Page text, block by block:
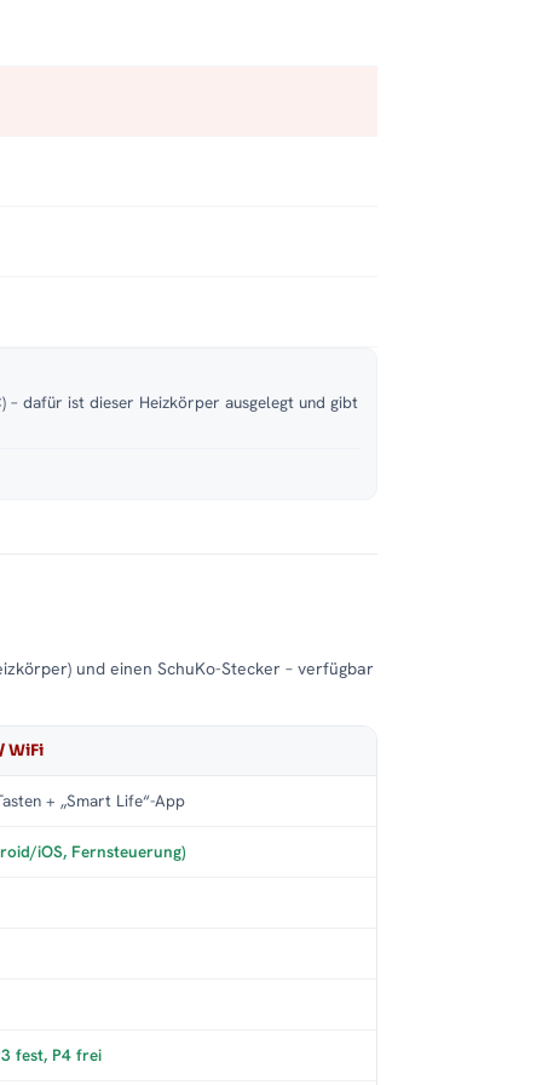
dafür ist dieser Heizkörper ausgelegt und gibt
und einen SchuKo-Stecker – verfügbar
WiFi
+ „Smart Life“-App
iOS, Fernsteuerung)
fest, P4 frei